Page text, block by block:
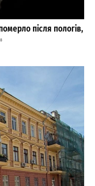
після пологів,